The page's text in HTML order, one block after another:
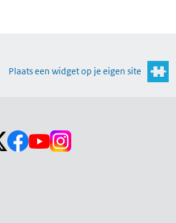
Plaats een widget op je eigen site